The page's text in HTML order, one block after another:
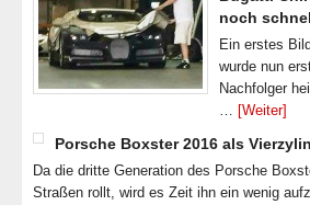
noch
Ein erstes
wurde nun
Nachfolger
… [Weiter]
Porsche Boxster 2016 als
Da die dritte Generation des Porsche
Straßen rollt, wird es Zeit ihn ein wenig